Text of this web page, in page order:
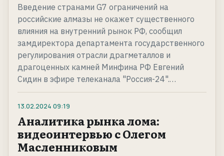
Введение странами G7 ограничений на
российские алмазы не окажет существенного
влияния на внутренний рынок РФ, сообщил
замдиректора департамента государственного
регулирования отрасли драгметаллов и
драгоценных камней Минфина РФ Евгений
Сидин в эфире телеканала "Россия-24".…
13.02.2024 09:19
Аналитика рынка лома:
видеоинтервью с Олегом
Масленниковым